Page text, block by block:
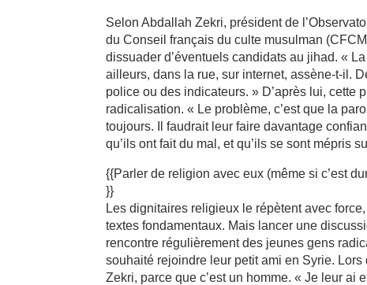
Selon Abdallah Zekri, président de
du Conseil français du culte musulman
dissuader d’éventuels candidats au jihad. «
ailleurs, dans la rue, sur internet, assène-t-il.
police ou des indicateurs. » D’après lui,
radicalisation. « Le problème, c’est que la
toujours. Il faudrait leur faire davantage
qu’ils ont fait du mal, et qu’ils se sont mépris
{{Parler de religion avec eux (même si c’est
}}
Les dignitaires religieux le répètent avec
textes fondamentaux. Mais lancer une
rencontre régulièrement des jeunes gens
souhaité rejoindre leur petit ami en Syrie.
Zekri, parce que c’est un homme. « Je leur ai